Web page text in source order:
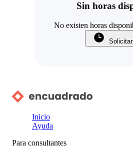
Sin horas
No existen horas
Inicio
Ayuda
Para consultantes